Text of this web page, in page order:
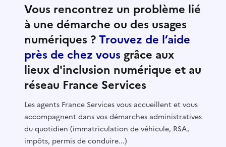
Vous rencontrez un problème lié
à une démarche ou des usages
numériques ?Trouvez de l’aide
près de chez vous grâce aux
lieux d'inclusion numérique et au
réseau France Services
Les agents France Services vous accueillent et vous
accompagnent dans vos démarches administratives
du quotidien (immatriculation de véhicule, RSA,
impôts, permis de conduire...)